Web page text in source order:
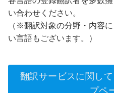
い合わせください。
（※翻訳対象の分野・内容
い言語もございます。）
翻訳サービスに関し
プペ